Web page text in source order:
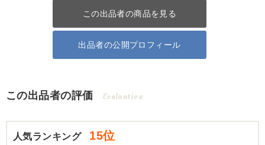
この出品者の商品を見る
出品者の公開プロフィール
この出品者の評価 Evaluation
人気ランキング 15位